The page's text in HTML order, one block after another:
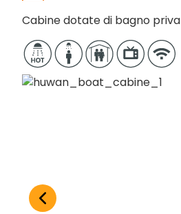
Motorizzazione: Quad Seba 120
Alimentazione AC/DC:
Yanmar 2,5 kW
Cabine dotate di bagno